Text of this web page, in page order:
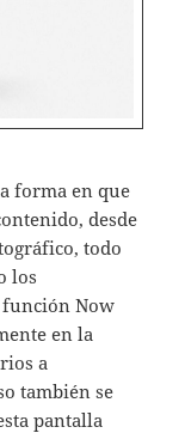
forma en que
desde
todo
los
función Now
en la
a
también se
pantalla